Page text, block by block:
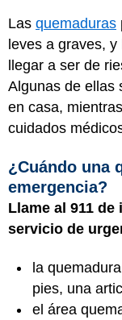
Las quemaduras
leves a graves,
llegar a ser de
Algunas de ellas
en casa,
cuidados
¿Cuándo una
emergencia?
Llame al 911
servicio de
la
pies, una
el área